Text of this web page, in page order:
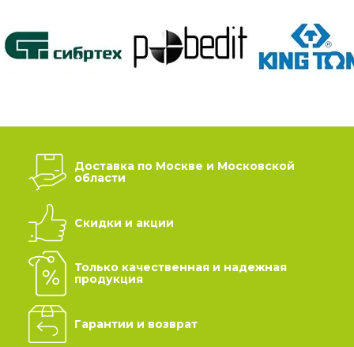
Доставка по Москве и Московской
области
Скидки и акции
Только качественная и надежная
продукция
Гарантии и возврат